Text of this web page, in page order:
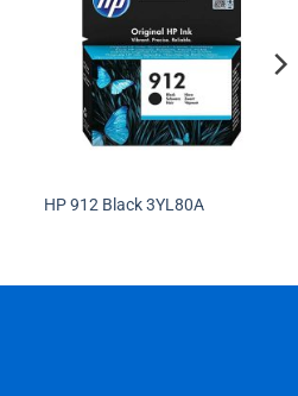
HP 912 Black 3YL80A